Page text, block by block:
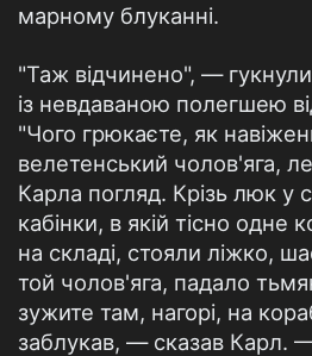
марному блуканні.
"Таж відчинено", —
із невдаваною полегшею
"Чого грюкаєте, як
велетенський чолов'яга,
Карла погляд. Крізь люк у
кабінки, в якій тісно одне
на складі, стояли ліжко,
той чолов'яга, падало
зужите там, нагорі, на
заблукав, — сказав Карл.